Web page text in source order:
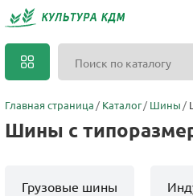
Главная страница Каталог Шины
Шины с
Грузовые шины